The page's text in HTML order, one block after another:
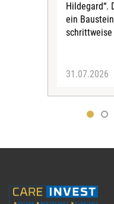
Hildegard“.
ein
31.07.2026